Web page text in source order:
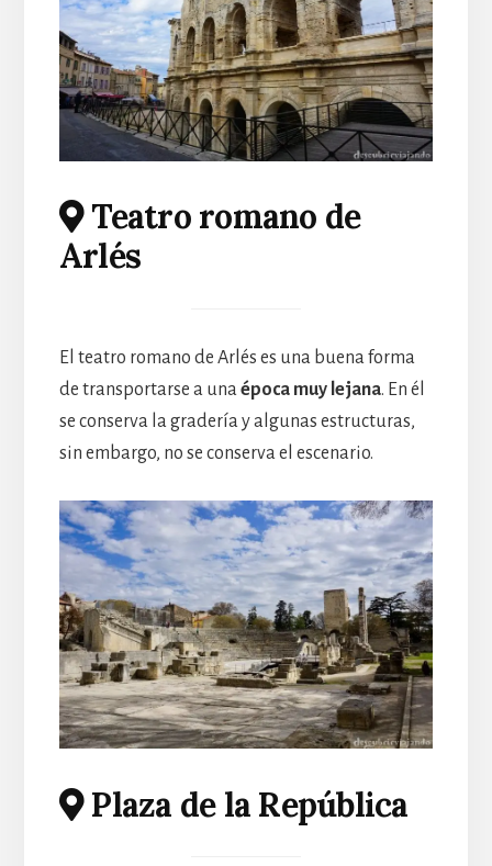
Teatro romano de
Arlés
El teatro romano de Arlés es una buena forma
de transportarse a unaépoca muy lejana. En él
se conserva la gradería y algunas estructuras,
sin embargo, no se conserva el escenario.
Plaza de la República